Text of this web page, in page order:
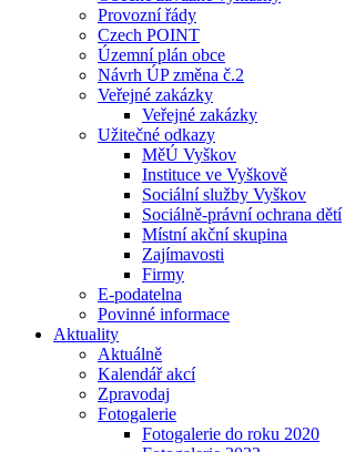
Provozní řády
Czech POINT
Územní plán obce
Návrh ÚP změna č.2
Veřejné zakázky
Veřejné zakázky
Užitečné odkazy
MěÚ Vyškov
Instituce ve Vyškově
Sociální služby Vyškov
Sociálně-právní ochrana dětí
Místní akční skupina
Zajímavosti
Firmy
E-podatelna
Povinné informace
Aktuality
Aktuálně
Kalendář akcí
Zpravodaj
Fotogalerie
Fotogalerie do roku 2020